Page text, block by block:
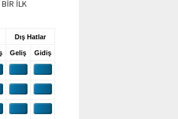
BİR İLK
Dış Hatlar
Geliş Gidiş